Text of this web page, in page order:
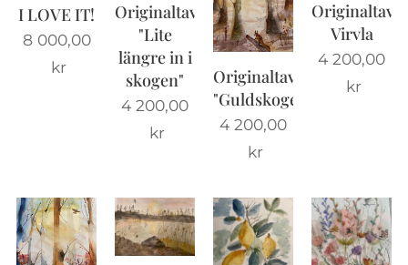
I LOVE IT!
8 000,00
kr
Originaltavla
"Lite
längre in i
skogen"
4 200,00
kr
Originaltavla
"Guldskogen"
4 200,00
kr
Originaltavla
Virvla
4 200,00
kr